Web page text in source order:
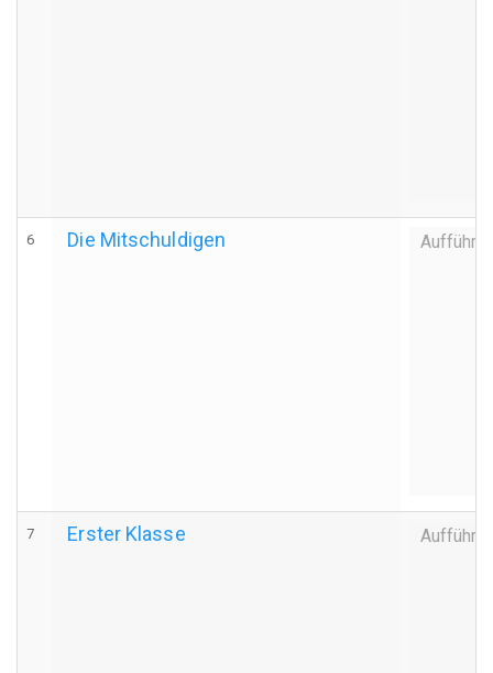
6 Die Mitschuldigen
7 Erster Klasse